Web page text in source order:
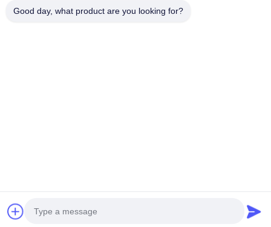
Good day, what product are you looking for?